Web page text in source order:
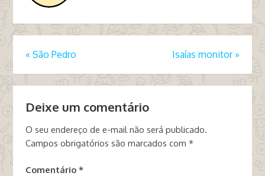
« São Pedro Isaías monitor »
Deixe um comentário
O seu endereço de e-mail não será publicado.
Campos obrigatórios são marcados com *
Comentário *